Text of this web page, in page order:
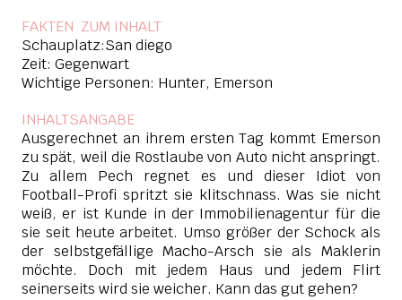
FAKTEN ZUM INHALT
Schauplatz:San diego
Zeit: Gegenwart
Wichtige Personen: Hunter, Emerson
INHALTSANGABE
Ausgerechnet an ihrem ersten Tag kommt Emerson
zu spät, weil die Rostlaube von Auto nicht anspringt.
Zu allem Pech regnet es und dieser Idiot von
Football-Profi spritzt sie klitschnass. Was sie nicht
weiß, er ist Kunde in der Immobilienagentur für die
sie seit heute arbeitet. Umso größer der Schock als
der selbstgefällige Macho-Arsch sie als Maklerin
möchte. Doch mit jedem Haus und jedem Flirt
seinerseits wird sie weicher. Kann das gut gehen?